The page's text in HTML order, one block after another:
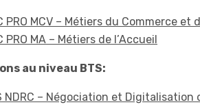
PRO MCV – Métiers du Commerce et
PRO MA – Métiers de l’Accueil
au niveau BTS:
NDRC – Négociation et Digitalisation